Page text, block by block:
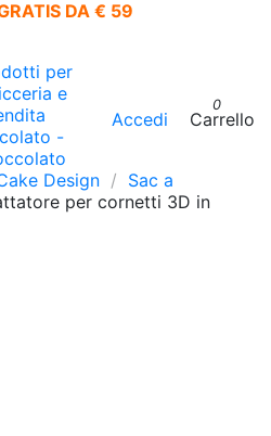
DA € 59
Accedi
0
Carrello
Design
Sac a
per cornetti 3D in